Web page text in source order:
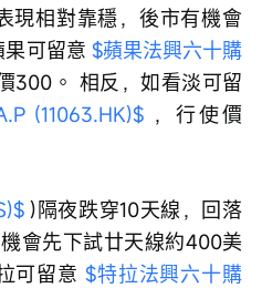
現相對靠穩，後市有機會
可留意 $蘋果法興六十購
300。 相反，如看淡可留
(11063.HK)$ ，行使價
)隔夜跌穿10天線，回落
會先下試廿天線約400美
可留意 $特拉法興六十購